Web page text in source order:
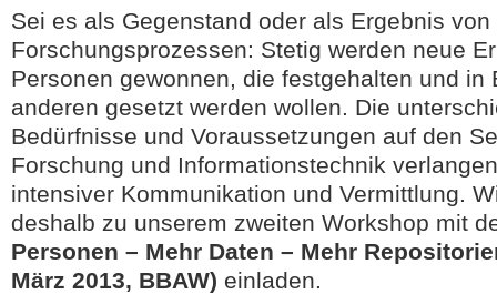
Sei es als Gegenstand oder als Ergebnis von
Forschungsprozessen: Stetig werden neue
Personen gewonnen, die festgehalten und in
anderen gesetzt werden wollen. Die
Bedürfnisse und Voraussetzungen auf den
Forschung und Informationstechnik
intensiver Kommunikation und Vermittlung.
deshalb zu unserem zweiten Workshop mit
Personen – Mehr Daten – Mehr
März 2013, BBAW) einladen.